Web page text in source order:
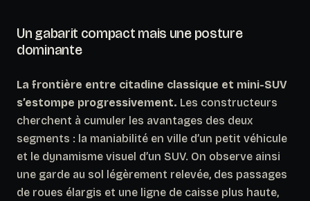
Un gabarit compact mais une posture
dominante
La frontière entre citadine classique et mini-SUV
s’estompe progressivement. Les constructeurs
cherchent à cumuler les avantages des deux
segments : la maniabilité en ville d’un petit véhicule
et le dynamisme visuel d’un SUV. On observe ainsi
une garde au sol légèrement relevée, des passages
de roues élargis et une ligne de caisse plus haute,